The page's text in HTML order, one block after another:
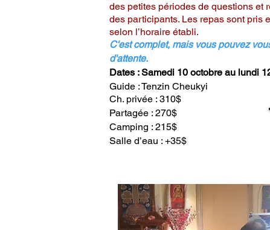
des petites périodes de questions et
des participants. Les repas sont pris
selon l’horaire établi.
C'est complet, mais vous pouvez
d'attente.
Dates : Samedi 10 octobre au
Guide : Tenzin Cheukyi
Ch. privée : 310$
Partagée : 270$
Camping : 215$
Salle d’eau : +35$